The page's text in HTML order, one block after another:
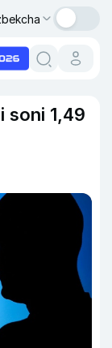
soni 1,49